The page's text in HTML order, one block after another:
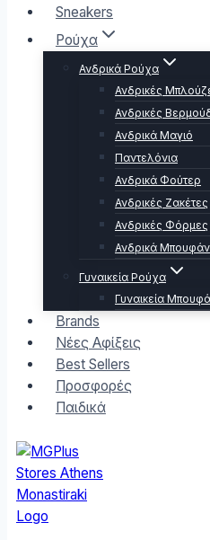
Sneakers
Ρούχα
Ανδρικά Ρούχα
Ανδρικές
Ανδρικές
Ανδρικά Μαγιό
Παντελόνια
Ανδρικά Φούτερ
Ανδρικές Ζακέτες
Ανδρικές Φόρμες
Ανδρικά Μπουφάν
Γυναικεία Ρούχα
Γυναικεία
Brands
Νέες Αφίξεις
Best Sellers
Προσφορές
Παιδικά